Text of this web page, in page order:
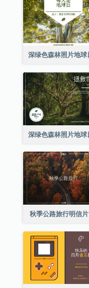
秋季公路旅行明信片